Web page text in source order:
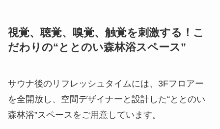
視覚、聴覚、嗅覚、触覚を刺激する！こ
だわりの“ととのい森林浴スペース”
サウナ後のリフレッシュタイムには、3Fフロアー
を全開放し、空間デザイナーと設計した“ととのい
森林浴”スペースをご用意しています。